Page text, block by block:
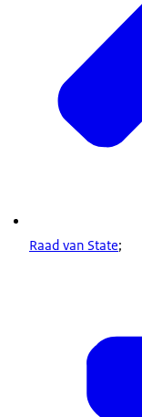
Raad van State;